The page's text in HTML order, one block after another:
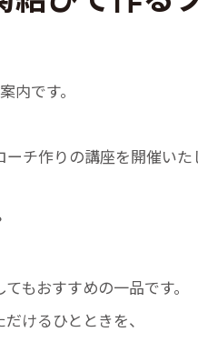
内です。
チ作りの講座を開催いた
もおすすめの一品です。
けるひとときを、